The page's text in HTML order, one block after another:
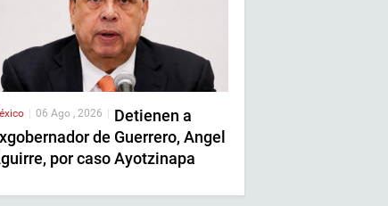
06 Ago , 2026
Detienen a
de Guerrero, Angel
por caso Ayotzinapa